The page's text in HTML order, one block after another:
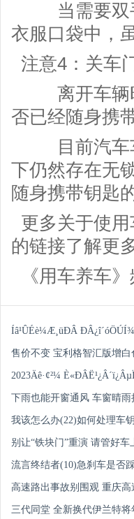
当需要双手
衣服口袋中，
注意4：关车
离开车辆时
否已经随身携
目前汽车车
下仍然存在无
随身携带钥匙
更多关于使
的链接了解更
《用车养车
Íâ¹ÛÉè¼Æ¸üÐÂ
售价不变 宝利格智汇版增白
2023Äê·¢²¼
下雨也能开窗通风 车窗晴雨
我该怎么办(22)如何处理车
别让“铁块门”重演 请管好车
流言终结者(10)急刹车是否
高速路出事故别围观 重庆
三代同堂 全新换代伊兰特将